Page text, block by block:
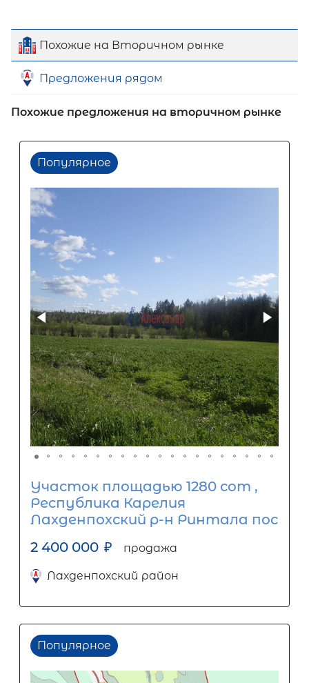
Похожие на Вторичном рынке
Предложения рядом
Похожие предложения на вторичном рынке
Популярное
Участок площадью 1280 сот ,
Республика Карелия
Лахденпохский р-н Ринтала пос
2 400 000 ₽ продажа
Лахденпохский район
Популярное